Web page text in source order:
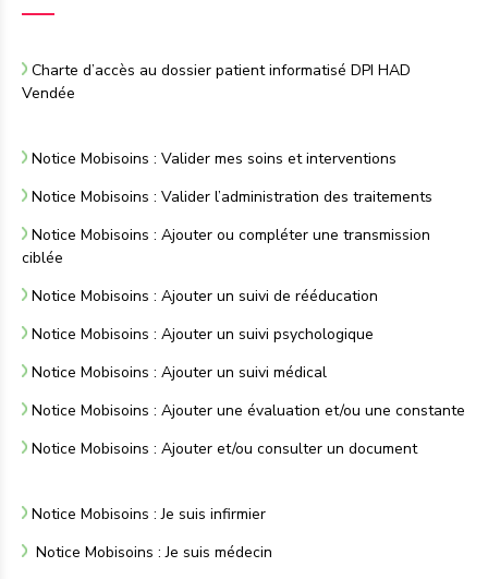
Charte d’accès au dossier patient informatisé DPI HAD
Vendée
Notice Mobisoins : Valider mes soins et interventions
Notice Mobisoins : Valider l’administration des traitements
Notice Mobisoins : Ajouter ou compléter une transmission
ciblée
Notice Mobisoins : Ajouter un suivi de rééducation
Notice Mobisoins : Ajouter un suivi psychologique
Notice Mobisoins : Ajouter un suivi médical
Notice Mobisoins : Ajouter une évaluation et/ou une constante
Notice Mobisoins : Ajouter et/ou consulter un document
Notice Mobisoins : Je suis infirmier
Notice Mobisoins : Je suis médecin